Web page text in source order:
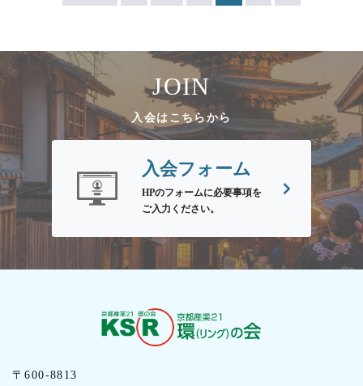
JOIN
入会はこちらから
入会フォーム
HPのフォームに必要事項を
ご入力ください。
〒600-8813